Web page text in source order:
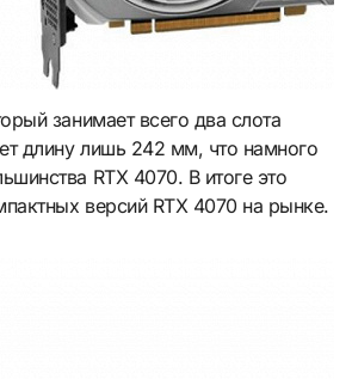
занимает всего два слота
длину лишь 242 мм, что намного
RTX 4070. В итоге это
версий RTX 4070 на рынке.